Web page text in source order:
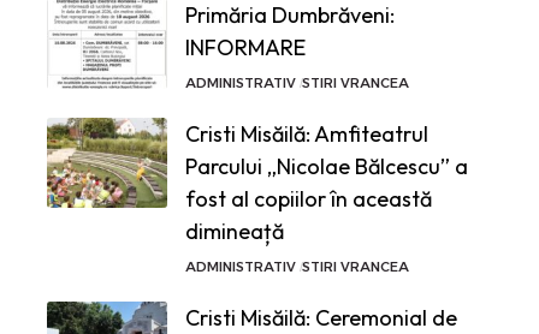
Primăria Dumbrăveni:
INFORMARE
ADMINISTRATIV STIRI VRANCEA
Cristi Misăilă: Amfiteatrul
Parcului „Nicolae Bălcescu” a
fost al copiilor în această
dimineață
ADMINISTRATIV STIRI VRANCEA
Cristi Misăilă: Ceremonial de